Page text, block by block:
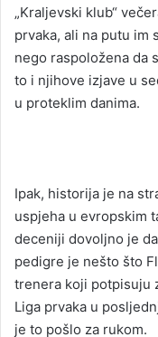
i
l
„Kraljevski klub“
prvaka, ali na putu im
nego raspoložena da
to i njihove izjave u
u proteklim danima.
Ipak, historija je na
uspjeha u evropskim
deceniji dovoljno je
pedigre je nešto što
trenera koji potpisuju
Liga prvaka u
je to pošlo za rukom.